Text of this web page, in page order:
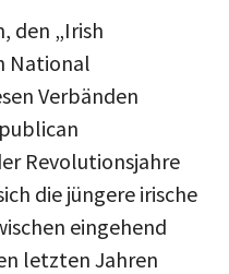
den „Irish
National
Verbänden
Revolutionsjahre
die jüngere irische
eingehend
letzten Jahren